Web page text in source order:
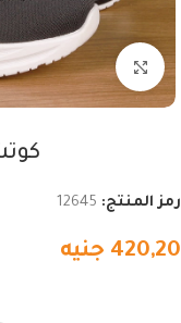
اضغط للتكبير
رمز المنتج: 12645
420,20 جنيه